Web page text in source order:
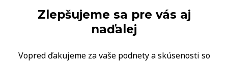
Zlepšujeme sa pre vás aj
naďalej
Vopred ďakujeme za vaše podnety a skúsenosti so